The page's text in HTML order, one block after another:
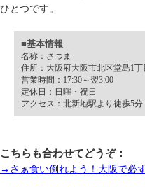
ひとつです。
■基本情報
名称：さつま
住所：大阪府大阪市北区堂島1
営業時間：17:30～翌3:00
定休日：日曜・祝日
アクセス：北新地駅より徒歩5分
こちらも合わせてどうぞ：
→さぁ食い倒れよう！大阪で必